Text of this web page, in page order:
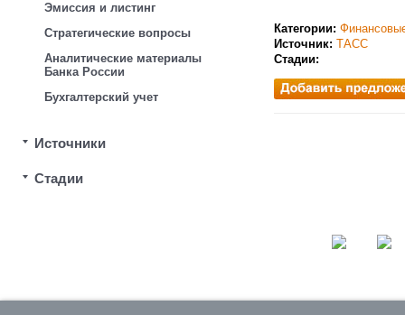
Эмиссия и листинг
Стратегические вопросы
Аналитические материалы
Банка России
Бухгалтерский учет
Источники
Стадии
Категории:
Источник: ТАСС
Стадии: